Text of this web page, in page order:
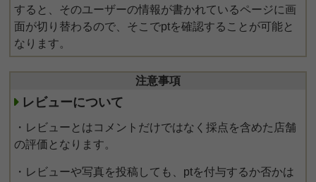
すると、そのユーザーの情報が書かれているページに画
面が切り替わるので、そこでptを確認することが可能と
なります。
注意事項
レビューについて
・レビューとはコメントだけではなく採点を含めた店舗
の評価となります。
・レビューや写真を投稿しても、ptを付与するか否かは